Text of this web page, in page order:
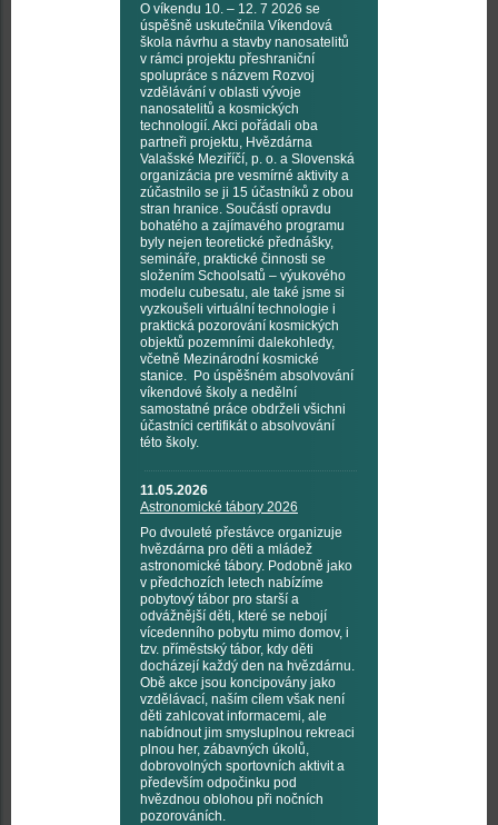
O víkendu 10. – 12. 7 2026 se
úspěšně uskutečnila Víkendová
škola návrhu a stavby nanosatelitů
v rámci projektu přeshraniční
spolupráce s názvem Rozvoj
vzdělávání v oblasti vývoje
nanosatelitů a kosmických
technologií. Akci pořádali oba
partneři projektu, Hvězdárna
Valašské Meziříčí, p. o. a Slovenská
organizácia pre vesmírné aktivity a
zúčastnilo se ji 15 účastníků z obou
stran hranice. Součástí opravdu
bohatého a zajímavého programu
byly nejen teoretické přednášky,
semináře, praktické činnosti se
složením Schoolsatů – výukového
modelu cubesatu, ale také jsme si
vyzkoušeli virtuální technologie i
praktická pozorování kosmických
objektů pozemními dalekohledy,
včetně Mezinárodní kosmické
stanice. Po úspěšném absolvování
víkendové školy a nedělní
samostatné práce obdrželi všichni
účastníci certifikát o absolvování
této školy.
11.05.2026
Astronomické tábory 2026
Po dvouleté přestávce organizuje
hvězdárna pro děti a mládež
astronomické tábory. Podobně jako
v předchozích letech nabízíme
pobytový tábor pro starší a
odvážnější děti, které se nebojí
vícedenního pobytu mimo domov, i
tzv. příměstský tábor, kdy děti
docházejí každý den na hvězdárnu.
Obě akce jsou koncipovány jako
vzdělávací, naším cílem však není
děti zahlcovat informacemi, ale
nabídnout jim smysluplnou rekreaci
plnou her, zábavných úkolů,
dobrovolných sportovních aktivit a
především odpočinku pod
hvězdnou oblohou při nočních
pozorováních.